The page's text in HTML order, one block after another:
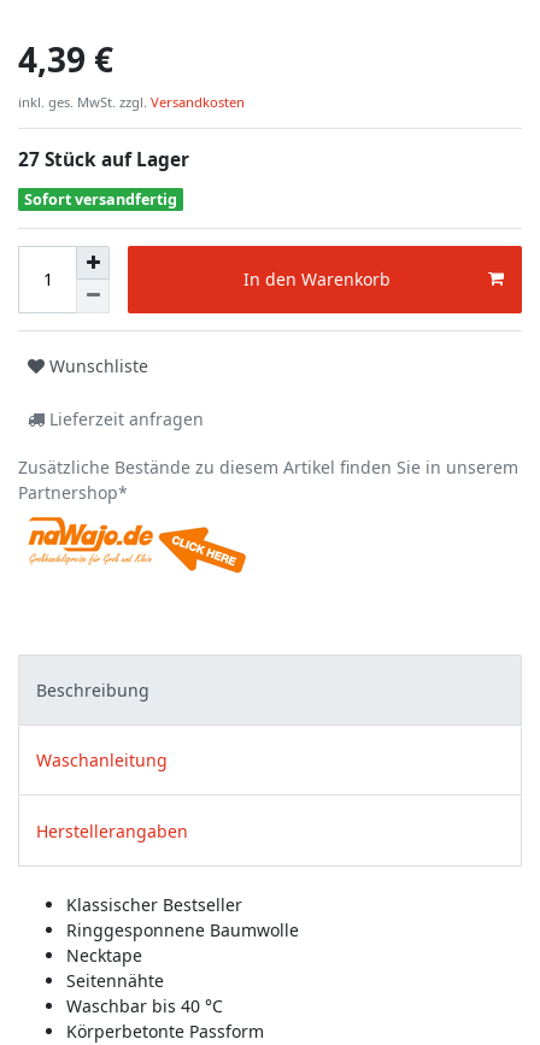
4,39 €
inkl. ges. MwSt. zzgl. Versandkosten
27 Stück auf Lager
Sofort versandfertig
In den Warenkorb
Wunschliste
Lieferzeit anfragen
Zusätzliche Bestände zu diesem Artikel finden Sie in unserem
Partnershop*
Beschreibung
Waschanleitung
Herstellerangaben
Klassischer Bestseller
Ringgesponnene Baumwolle
Necktape
Seitennähte
Waschbar bis 40 °C
Körperbetonte Passform